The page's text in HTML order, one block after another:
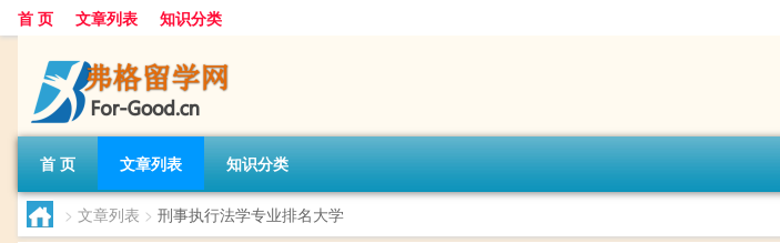
首 页 文章列表 知识分类
首 页 文章列表 知识分类
> 文章列表 > 刑事执行法学专业排名大学